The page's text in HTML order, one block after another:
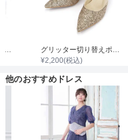
¥2,200(税込)
他のおすすめドレス